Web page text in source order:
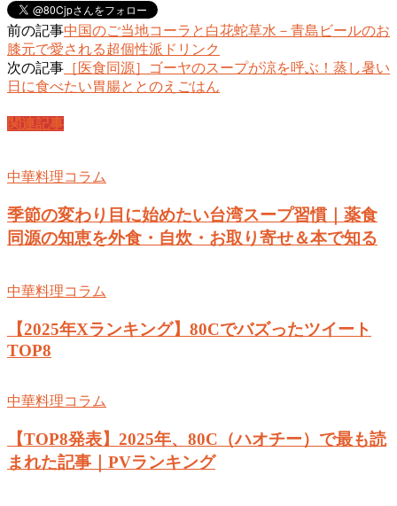
前の記事中国のご当地コーラと白花蛇草水－青島ビールのお
膝元で愛される超個性派ドリンク
次の記事 ［医食同源］ゴーヤのスープが涼を呼ぶ！蒸し暑い
日に食べたい胃腸ととのえごはん
関連記事
中華料理コラム
季節の変わり目に始めたい台湾スープ習慣｜薬食
同源の知恵を外食・自炊・お取り寄せ＆本で知る
中華料理コラム
【2025年Xランキング】80Cでバズったツイート
TOP8
中華料理コラム
【TOP8発表】2025年、80C（ハオチー）で最も読
まれた記事｜PVランキング